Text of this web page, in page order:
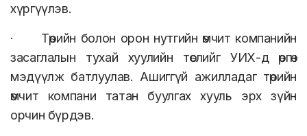
хүргүүлэв.
· Төрийн болон орон нутгийн өмчит компанийн
засаглалын тухай хуулийн төслийг УИХ-д өргөн
мэдүүлж батлуулав. Ашиггүй ажилладаг төрийн
өмчит компани татан буулгах хууль эрх зүйн
орчин бүрдэв.